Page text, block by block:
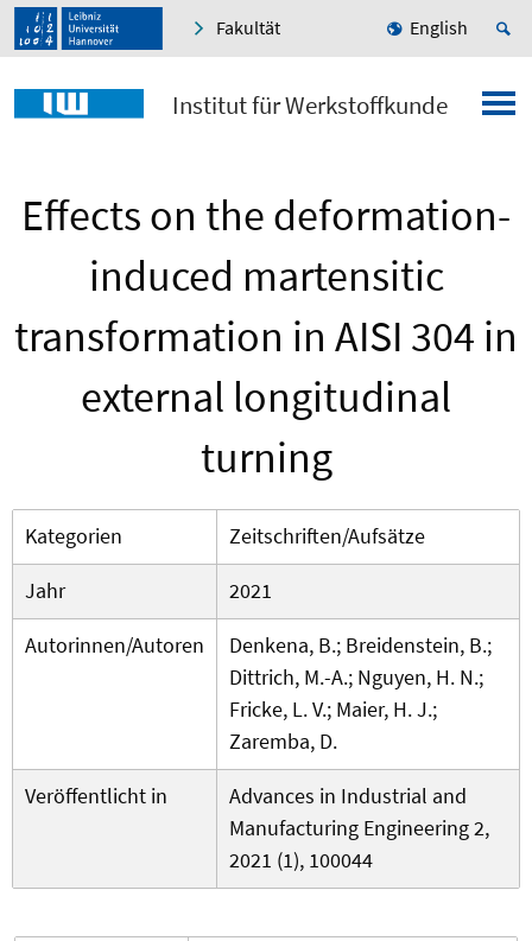
Fakultät English
Institut für Werkstoffkunde
Effects on the deformation-
induced martensitic
transformation in AISI 304 in
external longitudinal
turning
Kategorien
Zeitschriften/Aufsätze
Jahr
2021
Autorinnen/Autoren
Denkena, B.; Breidenstein, B.;
Dittrich, M.-A.; Nguyen, H. N.;
Fricke, L. V.; Maier, H. J.;
Zaremba, D.
Veröffentlicht in
Advances in Industrial and
Manufacturing Engineering 2,
2021 (1), 100044